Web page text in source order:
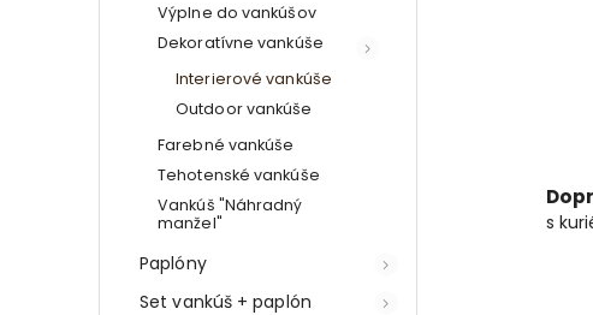
Výplne do vankúšov
Dekoratívne vankúše
Interierové vankúše
Outdoor vankúše
Farebné vankúše
Tehotenské vankúše
Vankúš "Náhradný
manžel"
Paplóny
Set vankúš + paplón
s